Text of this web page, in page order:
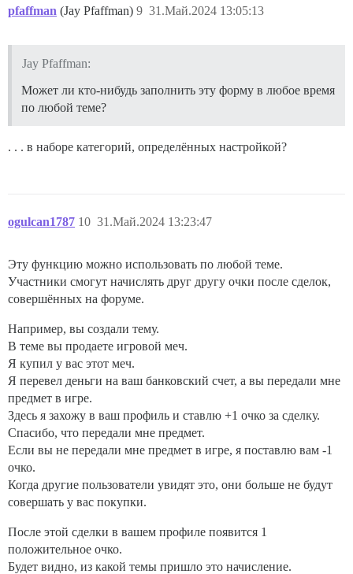
pfaffman (Jay Pfaffman) 31.Май.2024 13:05:13
9
Jay Pfaffman:
Может ли кто-нибудь заполнить эту форму в любое время
по любой теме?
. . . в наборе категорий, определённых настройкой?
ogulcan1787 31.Май.2024 13:23:47
10
Эту функцию можно использовать по любой теме.
Участники смогут начислять друг другу очки после сделок,
совершённых на форуме.
Например, вы создали тему.
В теме вы продаете игровой меч.
Я купил у вас этот меч.
Я перевел деньги на ваш банковский счет, а вы передали мне
предмет в игре.
Здесь я захожу в ваш профиль и ставлю +1 очко за сделку.
Спасибо, что передали мне предмет.
Если вы не передали мне предмет в игре, я поставлю вам -1
очко.
Когда другие пользователи увидят это, они больше не будут
совершать у вас покупки.
После этой сделки в вашем профиле появится 1
положительное очко.
Будет видно, из какой темы пришло это начисление.